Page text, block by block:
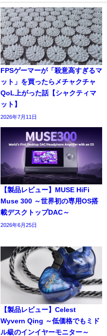
FPSゲーマーが「殺意高すぎるマ
ット」を買ったらメチャクチャ
QoL上がった話【シャクティマ
ット】
2026年7月11日
【製品レビュー】MUSE HiFi
Muse 300 ～世界初の専用OS搭
載デスクトップDAC～
2026年6月25日
【製品レビュー】Celest
Wyvern Qing ～低価格でもミド
ル級のインイヤーモニター～